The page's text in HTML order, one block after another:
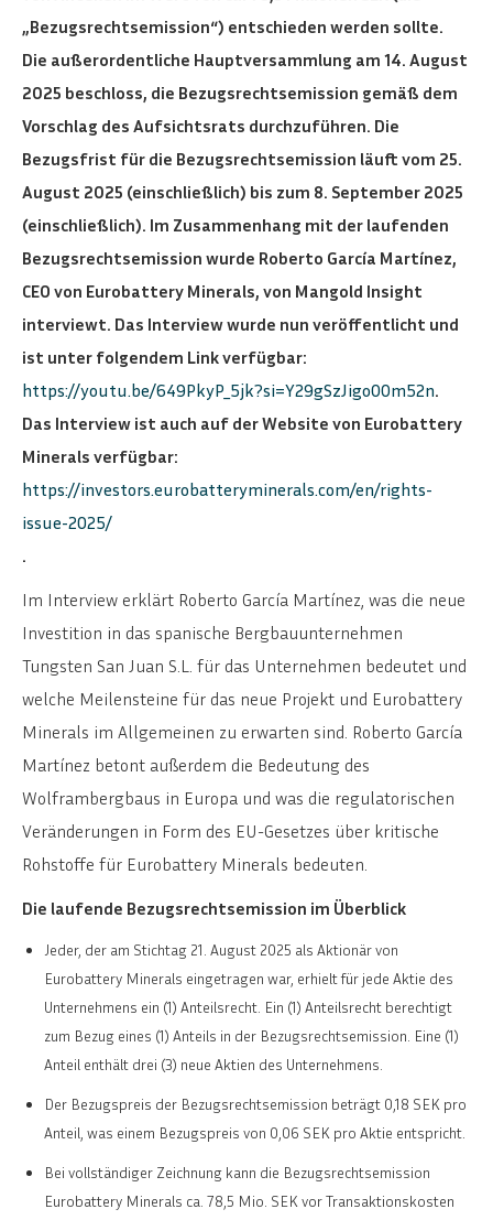
„Bezugsrechtsemission“) entschieden werden sollte.
Die außerordentliche Hauptversammlung am 14. August
2025 beschloss, die Bezugsrechtsemission gemäß dem
Vorschlag des Aufsichtsrats durchzuführen. Die
Bezugsfrist für die Bezugsrechtsemission läuft vom 25.
August 2025 (einschließlich) bis zum 8. September 2025
(einschließlich). Im Zusammenhang mit der laufenden
Bezugsrechtsemission wurde Roberto García Martínez,
CEO von Eurobattery Minerals, von Mangold Insight
interviewt. Das Interview wurde nun veröffentlicht und
ist unter folgendem Link verfügbar:
https://youtu.be/649PkyP_5jk?si=Y29gSzJigoOOm52n.
Das Interview ist auch auf der Website von Eurobattery
Minerals verfügbar:
https://investors.eurobatteryminerals.com/en/rights-
issue-2025/
.
Im Interview erklärt Roberto García Martínez, was die neue
Investition in das spanische Bergbauunternehmen
Tungsten San Juan S.L. für das Unternehmen bedeutet und
welche Meilensteine für das neue Projekt und Eurobattery
Minerals im Allgemeinen zu erwarten sind. Roberto García
Martínez betont außerdem die Bedeutung des
Wolframbergbaus in Europa und was die regulatorischen
Veränderungen in Form des EU-Gesetzes über kritische
Rohstoffe für Eurobattery Minerals bedeuten.
Die laufende Bezugsrechtsemission im Überblick
Jeder, der am Stichtag 21. August 2025 als Aktionär von
Eurobattery Minerals eingetragen war, erhielt für jede Aktie des
Unternehmens ein (1) Anteilsrecht. Ein (1) Anteilsrecht berechtigt
zum Bezug eines (1) Anteils in der Bezugsrechtsemission. Eine (1)
Anteil enthält drei (3) neue Aktien des Unternehmens.
Der Bezugspreis der Bezugsrechtsemission beträgt 0,18 SEK pro
Anteil, was einem Bezugspreis von 0,06 SEK pro Aktie entspricht.
Bei vollständiger Zeichnung kann die Bezugsrechtsemission
Eurobattery Minerals ca. 78,5 Mio. SEK vor Transaktionskosten